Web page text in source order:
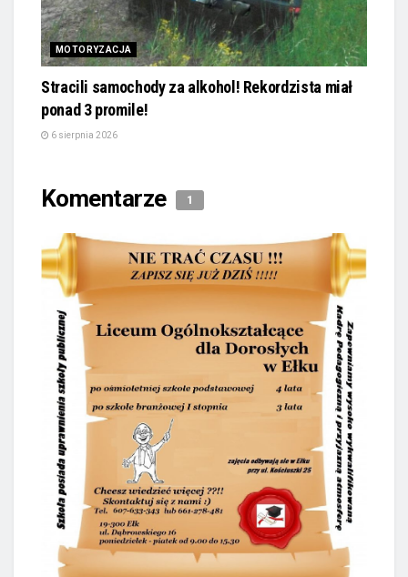
MOTORYZACJA
Stracili samochody za alkohol! Rekordzista miał
ponad 3 promile!
6 sierpnia 2026
Komentarze 1